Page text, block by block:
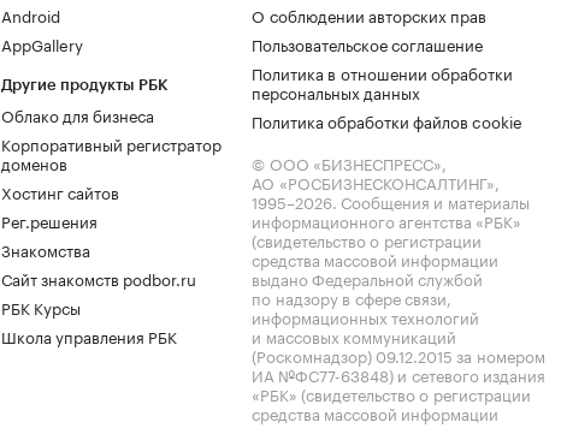
Android
AppGallery
Другие продукты РБК
Облако для бизнеса
Корпоративный регистратор
доменов
Хостинг сайтов
Рег.решения
Знакомства
Сайт знакомств podbor.ru
РБК Курсы
Школа управления РБК
О соблюдении авторских прав
Пользовательское соглашение
Политика в отношении обработки
персональных данных
Политика обработки файлов cookie
© ООО «БИЗНЕСПРЕСС»,
АО «РОСБИЗНЕСКОНСАЛТИНГ»,
1995–2026. Сообщения и материалы
информационного агентства «РБК»
(свидетельство о регистрации
средства массовой информации
выдано Федеральной службой
по надзору в сфере связи,
информационных технологий
и массовых коммуникаций
(Роскомнадзор) 09.12.2015 за номером
ИА №ФС77-63848) и сетевого издания
«РБК» (свидетельство о регистрации
средства массовой информации